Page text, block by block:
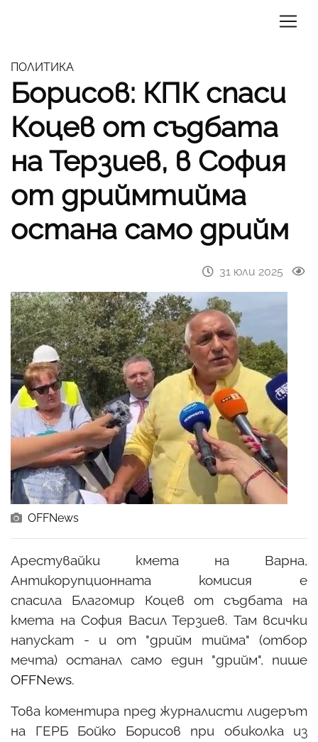
ПОЛИТИКА
Борисов: КПК спаси
Коцев от съдбата
на Терзиев, в София
от дриймтийма
остана само дрийм
31 юли 2025
OFFNews
Арестувайки кмета на Варна,
Антикорупционната комисия е
спасила Благомир Коцев от съдбата на
кмета на София Васил Терзиев. Там всички
напускат - и от "дрийм тийма" (отбор
мечта) останал само един "дрийм", пише
OFFNews.
Това коментира пред журналисти лидерът
на ГЕРБ Бойко Борисов при обиколка из